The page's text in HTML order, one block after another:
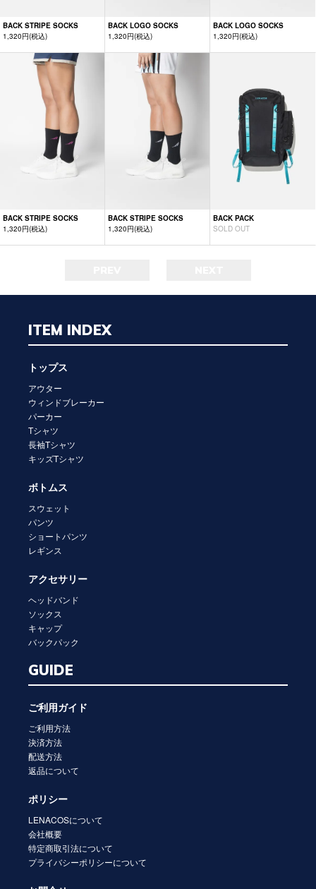
BACK STRIPE SOCKS
1,320円(税込)
BACK LOGO SOCKS
1,320円(税込)
BACK LOGO SOCKS
1,320円(税込)
BACK STRIPE SOCKS
1,320円(税込)
BACK STRIPE SOCKS
1,320円(税込)
BACK PACK
SOLD OUT
ITEM INDEX
トップス
アウター
ウィンドブレーカー
パーカー
Tシャツ
長袖Tシャツ
キッズTシャツ
ボトムス
スウェット
パンツ
ショートパンツ
レギンス
アクセサリー
ヘッドバンド
ソックス
キャップ
バックパック
GUIDE
ご利用ガイド
ご利用方法
決済方法
配送方法
返品について
ポリシー
LENACOSについて
会社概要
特定商取引法について
プライバシーポリシーについて